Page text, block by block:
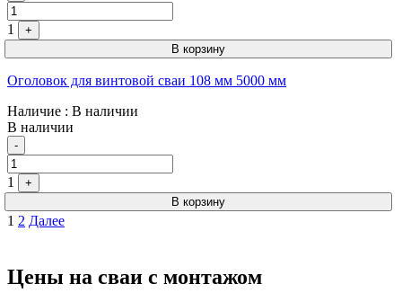
1
+
В корзину
Оголовок для винтовой сваи 108 мм 5000 мм
Наличие : В наличии
В наличии
Quantity
-
1
+
В корзину
Пагинация
1 2 Далее
Цены на сваи с монтажом